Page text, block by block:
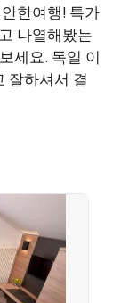
한여행! 특가
나열해봤는
세요. 독일 이
잘하셔서 결